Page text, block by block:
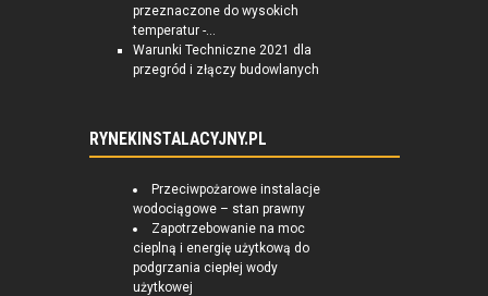
przeznaczone do wysokich
temperatur -...
Warunki Techniczne 2021 dla
przegród i złączy budowlanych
RYNEKINSTALACYJNY.PL
Przeciwpożarowe instalacje
wodociągowe – stan prawny
Zapotrzebowanie na moc
cieplną i energię użytkową do
podgrzania ciepłej wody
użytkowej